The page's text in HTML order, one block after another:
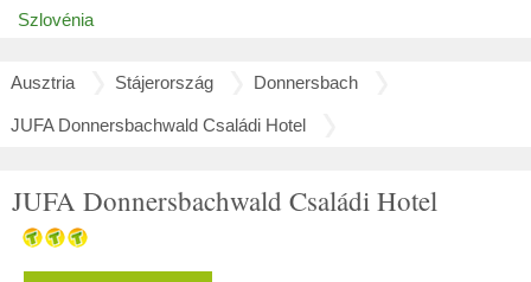
Szlovénia
Ausztria Stájerország Donnersbach
JUFA Donnersbachwald Családi Hotel
JUFA Donnersbachwald Családi Hotel